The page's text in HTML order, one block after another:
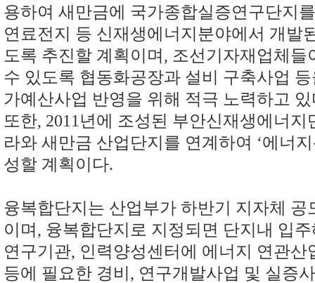
용하여 새만금에 국가종합실증연구단지
연료전지 등 신재생에너지분야에서 개발
도록 추진할 계획이며, 조선기자재업체들
수 있도록 협동화공장과 설비 구축사업
가예산사업 반영을 위해 적극 노력하고
또한, 2011 년에 조성된 부안신재생에너
라와 새만금 산업단지를 연계하여 ‘에너
성할 계획이다.
융복합단지는 산업부가 하반기 지자체 공
이며, 융복합단지로 지정되면 단지내 입
연구기관, 인력양성센터에 에너지 연관산
등에 필요한 경비, 연구개발사업 및 실증